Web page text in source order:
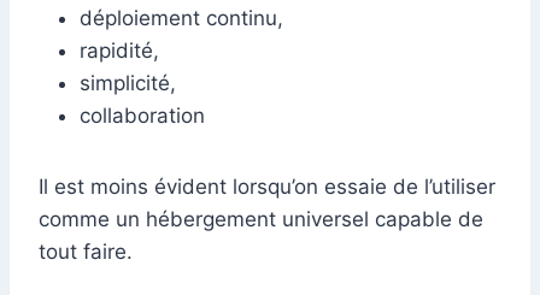
déploiement continu,
rapidité,
simplicité,
collaboration
Il est moins évident lorsqu’on essaie de l’utiliser
comme un hébergement universel capable de
tout faire.